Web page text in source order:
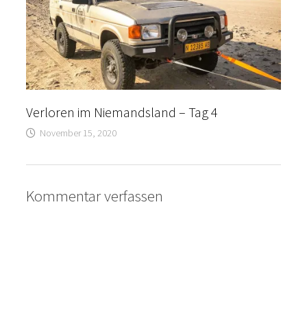
Verloren im Niemandsland – Tag 4
November 15, 2020
Kommentar verfassen